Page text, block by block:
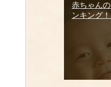
赤ちゃん
ンキング